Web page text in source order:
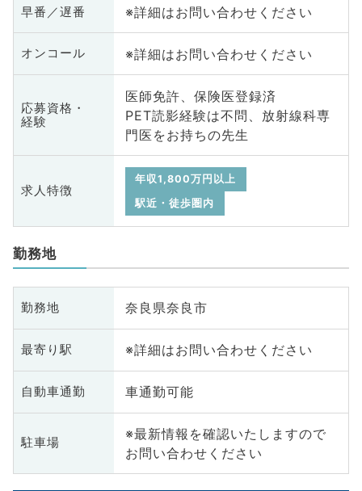
早番／遅番 ※詳細はお問い合わせください
オンコール ※詳細はお問い合わせください
応募資格・
経験
医師免許、保険医登録済
PET読影経験は不問、放射線科専
門医をお持ちの先生
求人特徴
年収1,800万円以上
駅近・徒歩圏内
勤務地
勤務地 奈良県奈良市
最寄り駅 ※詳細はお問い合わせください
自動車通勤 車通勤可能
駐車場
※最新情報を確認いたしますので
お問い合わせください